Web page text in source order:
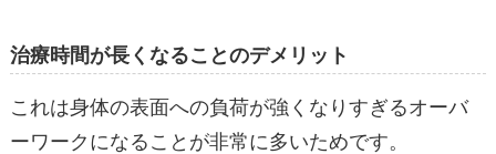
治療時間が長くなることのデメリット
これは身体の表面への負荷が強くなりすぎるオーバ
ーワークになることが非常に多いためです。